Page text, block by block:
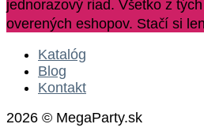
jednorazový riad. Všetko z
overených eshopov. Stačí si
Katalóg
Blog
Kontakt
2026 © MegaParty.sk